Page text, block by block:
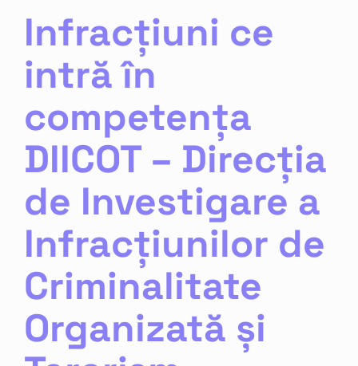
și
informatică
Infracțiuni ce
intră în
competența
DIICOT – Direcția
de Investigare a
Infracțiunilor de
Criminalitate
Organizată și